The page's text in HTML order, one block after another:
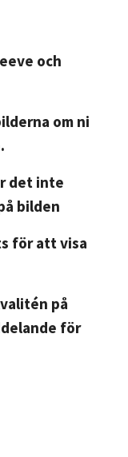
och
om ni
det inte
bilden
för att visa
på
för